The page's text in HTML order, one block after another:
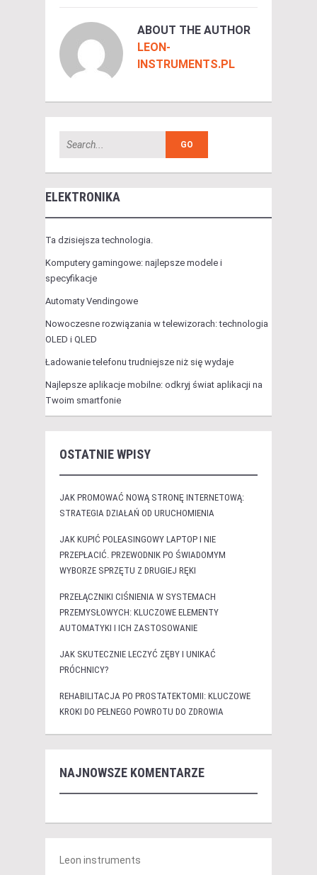
ABOUT THE AUTHOR
LEON-
INSTRUMENTS.PL
ELEKTRONIKA
Ta dzisiejsza technologia.
Komputery gamingowe: najlepsze modele i
specyfikacje
Automaty Vendingowe
Nowoczesne rozwiązania w telewizorach: technologia
OLED i QLED
Ładowanie telefonu trudniejsze niż się wydaje
Najlepsze aplikacje mobilne: odkryj świat aplikacji na
Twoim smartfonie
OSTATNIE WPISY
JAK PROMOWAĆ NOWĄ STRONĘ INTERNETOWĄ:
STRATEGIA DZIAŁAŃ OD URUCHOMIENIA
JAK KUPIĆ POLEASINGOWY LAPTOP I NIE
PRZEPŁACIĆ. PRZEWODNIK PO ŚWIADOMYM
WYBORZE SPRZĘTU Z DRUGIEJ RĘKI
PRZEŁĄCZNIKI CIŚNIENIA W SYSTEMACH
PRZEMYSŁOWYCH: KLUCZOWE ELEMENTY
AUTOMATYKI I ICH ZASTOSOWANIE
JAK SKUTECZNIE LECZYĆ ZĘBY I UNIKAĆ
PRÓCHNICY?
REHABILITACJA PO PROSTATEKTOMII: KLUCZOWE
KROKI DO PEŁNEGO POWROTU DO ZDROWIA
NAJNOWSZE KOMENTARZE
Leon instruments